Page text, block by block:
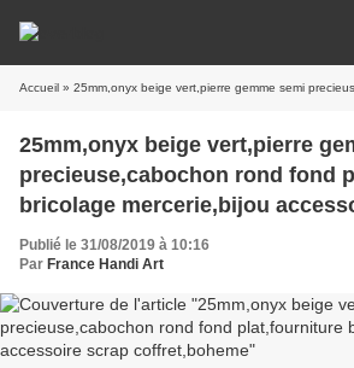
Accueil » 25mm,onyx beige vert,pierre gemme semi precieuse,cabochon rond fond plat,fourniture
25mm,onyx beige vert,pierre
precieuse,cabochon rond fond
bricolage mercerie,bijou
coffret,boheme
Publié le 31/08/2019 à 10:16
Par France Handi Art